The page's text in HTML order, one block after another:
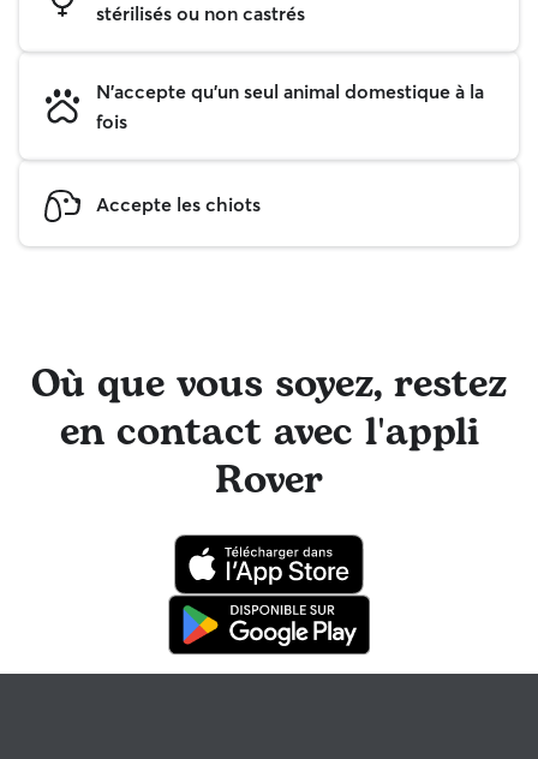
stérilisés ou non castrés
N'accepte qu'un seul animal domestique à la
fois
Accepte les chiots
Où que vous soyez, restez
en contact avec l'appli
Rover